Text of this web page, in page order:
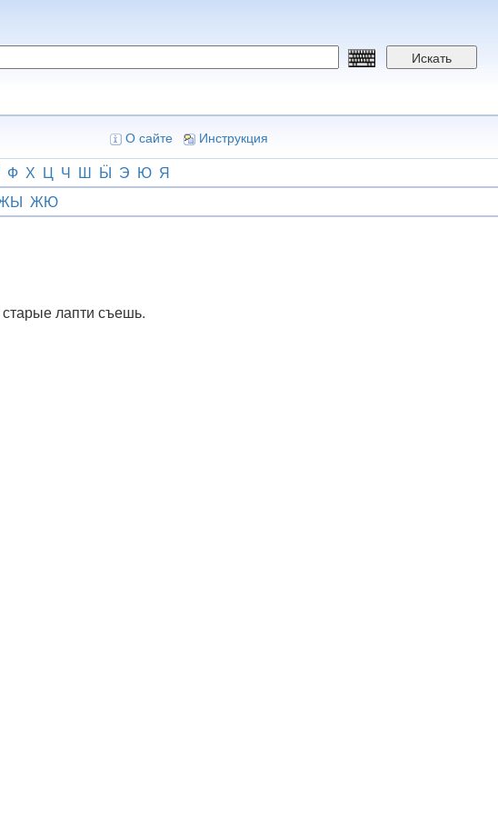
Искать
О сайте Инструкция
Ф Х Ц Ч Ш Ӹ Э Ю Я
ЖЮ
лапти съешь.